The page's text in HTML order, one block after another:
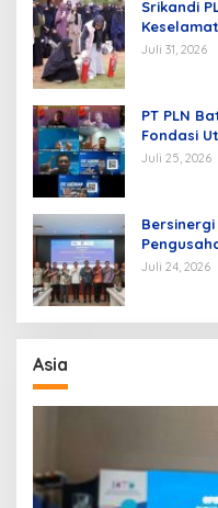
Srikandi
Juli 31, 2026
PT PLN
Fondasi
dan
Juli 25, 2026
Tanjung
Juli 24, 2026
Asia